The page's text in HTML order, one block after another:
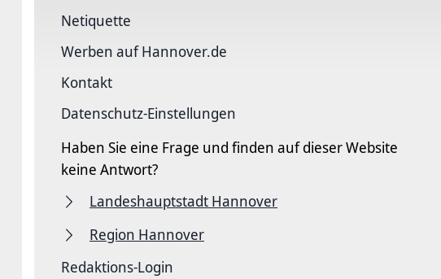
Netiquette
Werben auf Hannover.de
Kontakt
Datenschutz-Einstellungen
Haben Sie eine Frage und finden auf dieser Website
keine Antwort?
Landeshauptstadt Hannover
Region Hannover
Redaktions-Login